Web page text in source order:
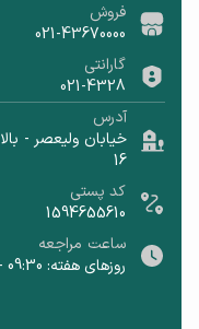
فروش
021-43670000
گارانتی
021-4328
آدرس
خیابان ولیعصر -
16
کد پستی
1594655610
ساعت مراجعه
روزهای هفته: 09:30 - 16:30 / پنجشنبه: 09:30 - 12:00